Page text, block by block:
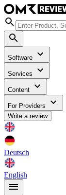
Software
Services
Content
For Providers
Write a review
Deutsch
English